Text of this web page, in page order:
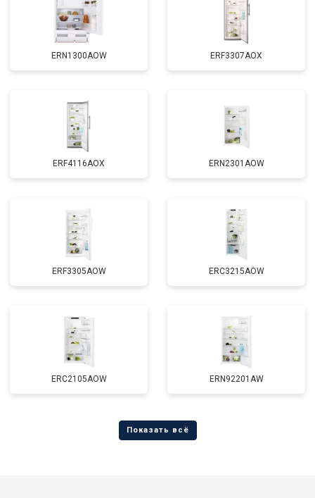
ERN1300AOW ERF3307AOX
ERF4116AOX ERN2301AOW
ERF3305AOW ERC3215AOW
ERC2105AOW ERN92201AW